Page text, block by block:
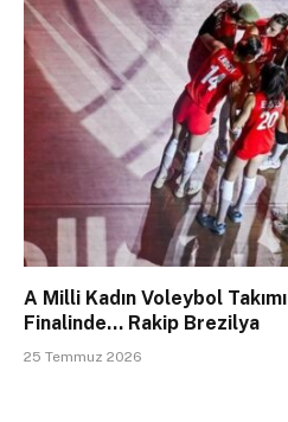
A Milli Kadın Voleybol
Finalinde… Rakip Brezilya
25 Temmuz 2026